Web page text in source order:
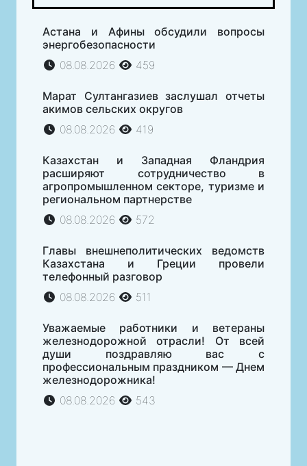
Астана и Афины обсудили вопросы
энергобезопасности
08.08.2026
459
Марат Султангазиев заслушал отчеты
акимов сельских округов
08.08.2026
419
Казахстан и Западная Фландрия
расширяют сотрудничество в
агропромышленном секторе, туризме и
региональном партнерстве
08.08.2026
572
Главы внешнеполитических ведомств
Казахстана и Греции провели
телефонный разговор
08.08.2026
511
Уважаемые работники и ветераны
железнодорожной отрасли! От всей
души поздравляю вас с
профессиональным праздником — Днем
железнодорожника!
08.08.2026
543